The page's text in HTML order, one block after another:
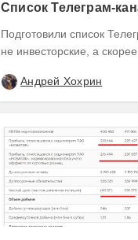
Список Телеграм-
Подготовили список Телеграм-
не инвесторские, а
Андрей Хохрин